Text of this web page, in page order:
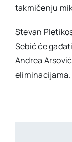
takmičenju
Stevan
Sebić će
Andrea
eliminacijama.